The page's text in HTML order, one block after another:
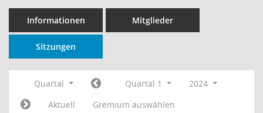
Informationen Mitglieder
Sitzungen
Quartal Quartal 1
2024
Aktuell
Gremium auswählen